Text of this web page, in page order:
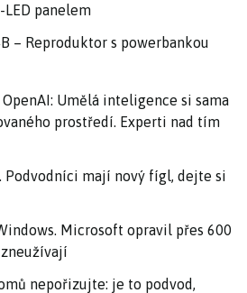
LED panelem
– Reproduktor s powerbankou
Umělá inteligence si sama
prostředí. Experti nad tím
Podvodníci mají nový fígl, dejte si
Microsoft opravil přes 600
nepořizujte: je to podvod,